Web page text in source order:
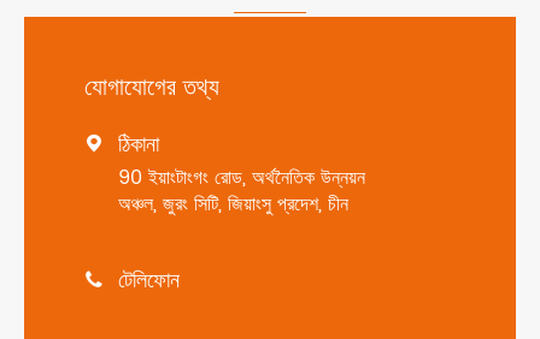
যোগাযোগের তথ্য
 ঠিকানা
90 ইয়াংটাংগং রোড, অর্থনৈতিক উন্নয়ন
অঞ্চল, জুরং সিটি, জিয়াংসু প্রদেশ, চীন
 টেলিফোন